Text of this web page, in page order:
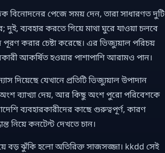
বিনোদনের পেজে সময় দেন, তারা সাধারণত দুটি
ব্যবহার করতে গিয়ে মাথা ঘুরে যাওয়া চলবে
করার চেষ্টা করেছে। এর ভিজ্যুয়াল পরিচয়
আকর্ষিত হওয়ার পাশাপাশি আরামও পান।
দিয়েছে যেখানে প্রতিটি ভিজ্যুয়াল উপাদান
ব্যাখ্যা দেয়, আর কিছু অংশ পুরো পরিবেশকে
ব্যবহারকারীদের কাছে গুরুত্বপূর্ণ, কারণ
নিয়ে কনটেন্ট দেখতে চান।
বড় ঝুঁকি হলো অতিরিক্ত সাজসজ্জা। kkdd সেই